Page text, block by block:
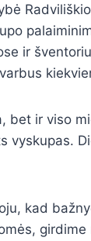
ir
bet ir viso
vyskupas.
kad
girdime